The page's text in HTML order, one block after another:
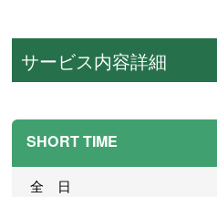
サービス内容詳細
SHORT TIME
全 日